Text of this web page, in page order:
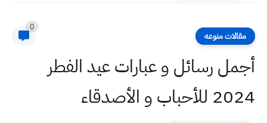
مقالات منوعه
0
أجمل رسائل و عبارات عيد الفطر
2024 للأحباب و الأصدقاء